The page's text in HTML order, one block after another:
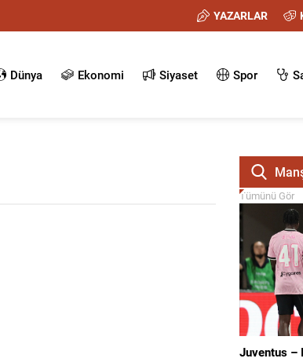
YAZARLAR
Dünya Ekonomi Siyaset Spor
Tümünü Gör
Juventus –